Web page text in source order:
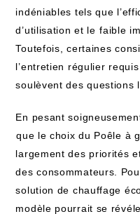
indéniables ‌tels que
‍d’utilisation ‍et le⁣ faible
Toutefois, certaines
l’entretien régulier
soulèvent des questions
En pesant‌
⁣que le choix du Poêle à
largement‍ des priorités
des consommateurs.
solution de chauffage
modèle pourrait se